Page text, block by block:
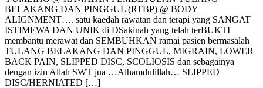
BELAKANG DAN PINGGUL (RTBP) @ BODY
ALIGNMENT…. satu kaedah rawatan dan terapi yang SANGAT
ISTIMEWA DAN UNIK di DSakinah yang telah terBUKTI
membantu merawat dan SEMBUHKAN ramai pasien bermasalah
TULANG BELAKANG DAN PINGGUL, MIGRAIN, LOWER
BACK PAIN, SLIPPED DISC, SCOLIOSIS dan sebagainya
dengan izin Allah SWT jua …Alhamdulillah… SLIPPED
DISC/HERNIATED […]